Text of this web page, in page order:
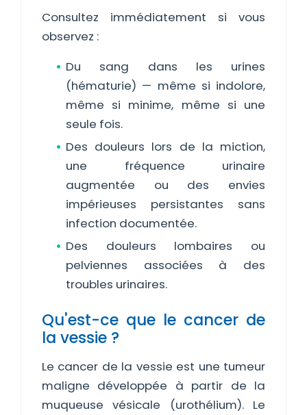
Consultez immédiatement si vous
observez :
Du sang dans les urines
(hématurie) — même si indolore,
même si minime, même si une
seule fois.
Des douleurs lors de la miction,
une fréquence urinaire
augmentée ou des envies
impérieuses persistantes sans
infection documentée.
Des douleurs lombaires ou
pelviennes associées à des
troubles urinaires.
Qu'est-ce que le cancer de
la vessie ?
Le cancer de la vessie est une tumeur
maligne développée à partir de la
muqueuse vésicale (urothélium). Le